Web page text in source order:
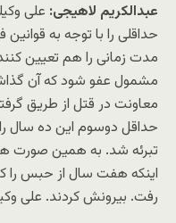
عبدالکریم لاهیجی: علی
حداقلی را با توجه به
مدت زمانی را هم تعیین
حداقل دوسوم این ده سال
تبرئه شد. به همین صورت
اینکه هفت سال از حبس را
رفت. بیرونش کردند. علی